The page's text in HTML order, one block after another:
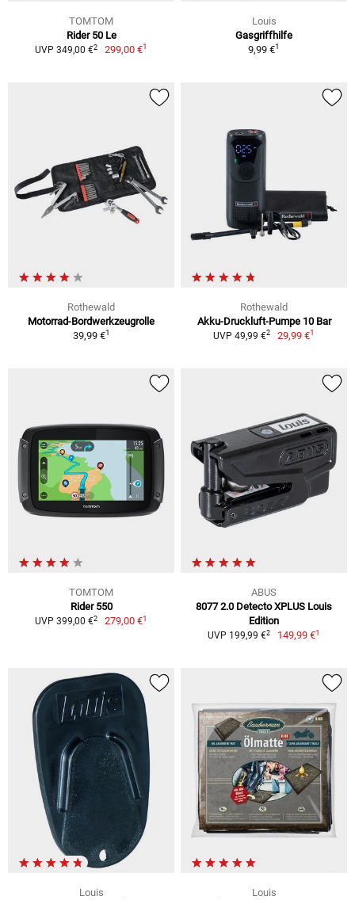
TOMTOM
Rider 50 Le
UVP 349,00 €2 299,00 €1
Louis
Gasgriffhilfe
9,99 €1
Rothewald
Motorrad-Bordwerkzeugrolle
39,99 €1
Rothewald
Akku-Druckluft-Pumpe 10 Bar
UVP 49,99 €2 29,99 €1
TOMTOM
Rider 550
UVP 399,00 €2 279,00 €1
ABUS
8077 2.0 Detecto XPLUS Louis
Edition
UVP 199,99 €2 149,99 €1
Louis
Louis